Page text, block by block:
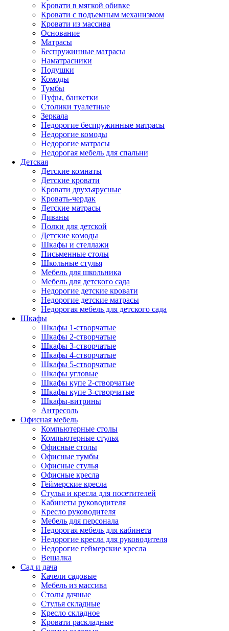
Кровати в мягкой обивке
Кровати с подъемным механизмом
Кровати из массива
Основание
Матрасы
Беспружинные матрасы
Наматрасники
Подушки
Комоды
Тумбы
Пуфы, банкетки
Столики туалетные
Зеркала
Недорогие беспружинные матрасы
Недорогие комоды
Недорогие матрасы
Недорогая мебель для спальни
Детская
Детские комнаты
Детские кровати
Кровати двухъярусные
Кровать-чердак
Детские матрасы
Диваны
Полки для детской
Детские комоды
Шкафы и стеллажи
Письменные столы
Школьные стулья
Мебель для школьника
Мебель для детского сада
Недорогие детские кровати
Недорогие детские матрасы
Недорогая мебель для детского сада
Шкафы
Шкафы 1-створчатые
Шкафы 2-створчатые
Шкафы 3-створчатые
Шкафы 4-створчатые
Шкафы 5-створчатые
Шкафы угловые
Шкафы купе 2-створчатые
Шкафы купе 3-створчатые
Шкафы-витрины
Антресоль
Офисная мебель
Компьютерные столы
Компьютерные стулья
Офисные столы
Офисные тумбы
Офисные стулья
Офисные кресла
Геймерские кресла
Стулья и кресла для посетителей
Кабинеты руководителя
Кресло руководителя
Мебель для персонала
Недорогая мебель для кабинета
Недорогие кресла для руководителя
Недорогие геймерские кресла
Вешалка
Сад и дача
Качели садовые
Мебель из массива
Столы дачные
Стулья складные
Кресло складное
Кровати раскладные